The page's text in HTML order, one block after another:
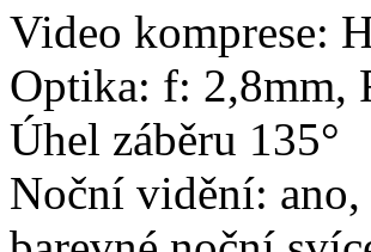
Video komprese:
Optika: f: 2,8mm,
Úhel záběru 135°
Noční vidění: